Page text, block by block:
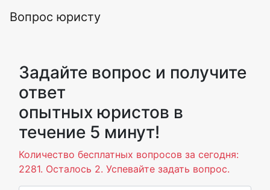
Вопрос юристу
Задайте вопрос и получите
ответ
опытных юристов в
течение 5 минут!
Количество бесплатных вопросов за сегодня:
2281. Осталось 2. Успевайте задать вопрос.